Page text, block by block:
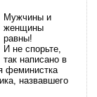
Мужчины и
женщины
равны!
И не спорьте,
так написано в
феминистка
назвавшего